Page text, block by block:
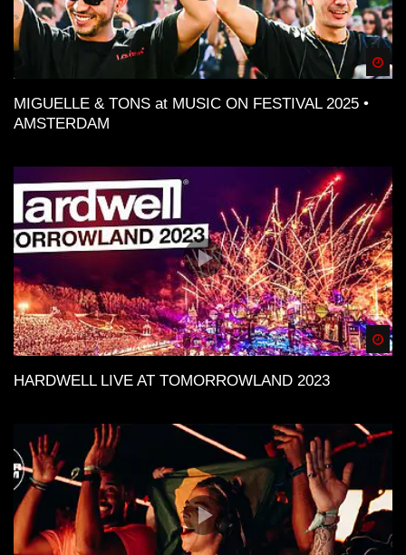
MIGUELLE & TONS at MUSIC ON FESTIVAL 2025 •
AMSTERDAM
HARDWELL LIVE AT TOMORROWLAND 2023